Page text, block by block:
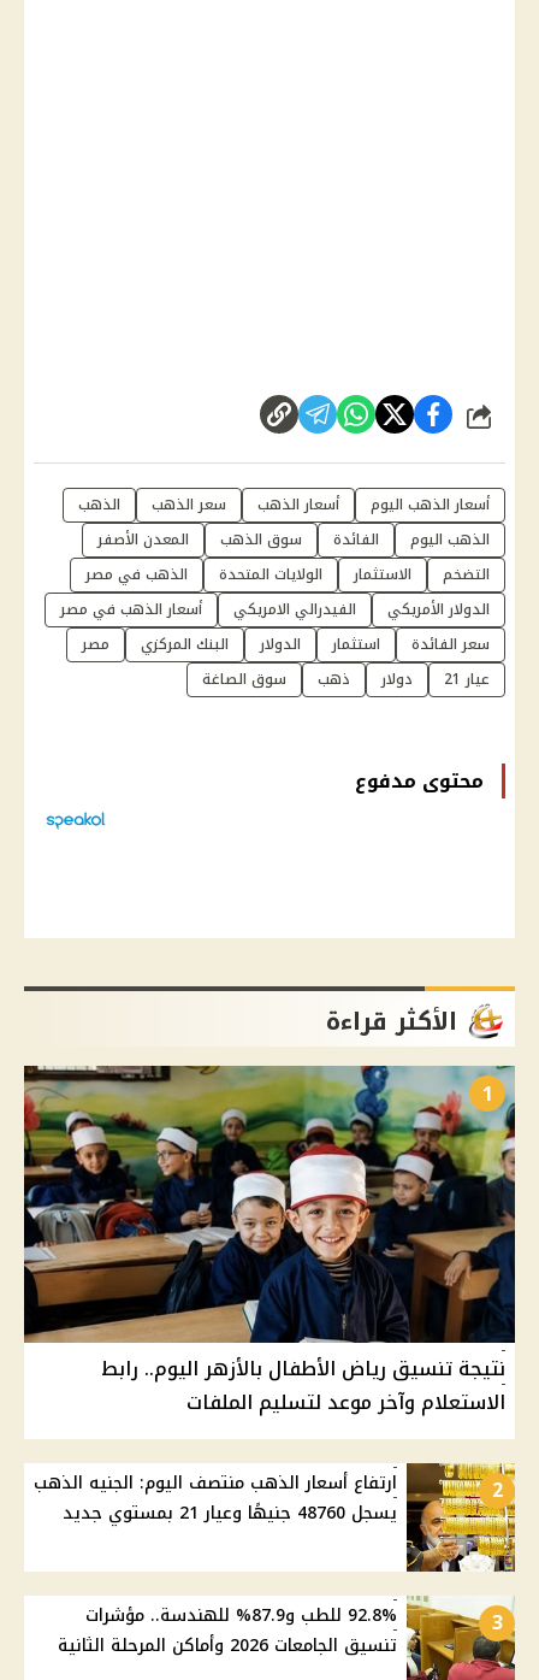
شارك
أسعار الذهب اليوم أسعار الذهب سعر الذهب
الذهب
الذهب اليوم
الفائدة سوق الذهب
المعدن الأصفر
التضخم
الاستثمار الولايات المتحدة
الذهب في مصر
الدولار الأمريكي
الفيدرالي الامريكي
أسعار الذهب في مصر
سعر الفائدة
استثمار الدولار البنك المركزي
مصر
عيار 21
دولار ذهب سوق الصاغة
محتوى مدفوع
الأكثر قراءة
1
نتيجة تنسيق رياض الأطفال بالأزهر اليوم.. رابط
الاستعلام وآخر موعد لتسليم الملفات
2
ارتفاع أسعار الذهب منتصف اليوم: الجنيه الذهب
يسجل 48760 جنيهًا وعيار 21 بمستوي جديد
3
92.8% للطب و87.9% للهندسة.. مؤشرات
تنسيق الجامعات 2026 وأماكن المرحلة الثانية